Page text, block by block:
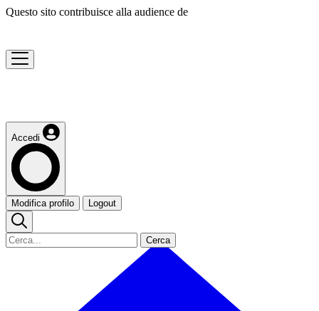
Questo sito contribuisce alla audience de
Accedi
Modifica profilo Logout
Cerca